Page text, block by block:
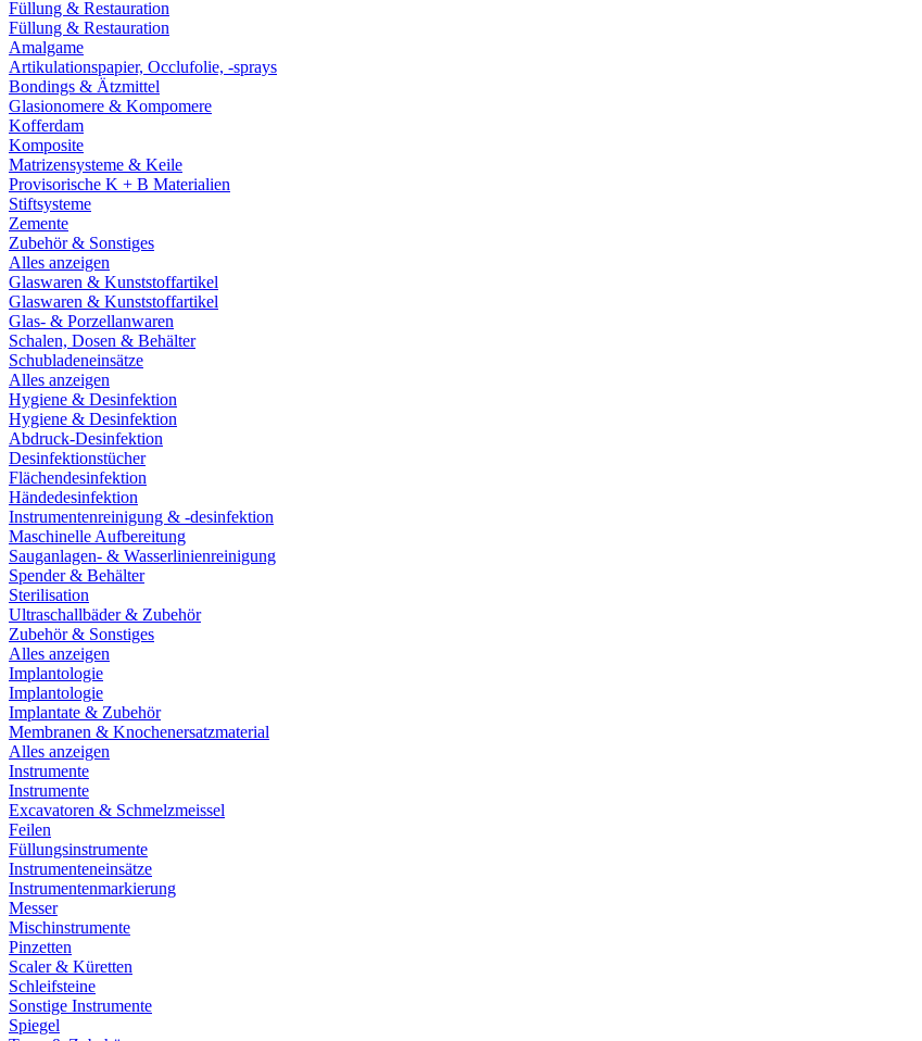
Füllung & Restauration
Füllung & Restauration
Amalgame
Artikulationspapier, Occlufolie, -sprays
Bondings & Ätzmittel
Glasionomere & Kompomere
Kofferdam
Komposite
Matrizensysteme & Keile
Provisorische K + B Materialien
Stiftsysteme
Zemente
Zubehör & Sonstiges
Alles anzeigen
Glaswaren & Kunststoffartikel
Glaswaren & Kunststoffartikel
Glas- & Porzellanwaren
Schalen, Dosen & Behälter
Schubladeneinsätze
Alles anzeigen
Hygiene & Desinfektion
Hygiene & Desinfektion
Abdruck-Desinfektion
Desinfektionstücher
Flächendesinfektion
Händedesinfektion
Instrumentenreinigung & -desinfektion
Maschinelle Aufbereitung
Sauganlagen- & Wasserlinienreinigung
Spender & Behälter
Sterilisation
Ultraschallbäder & Zubehör
Zubehör & Sonstiges
Alles anzeigen
Implantologie
Implantologie
Implantate & Zubehör
Membranen & Knochenersatzmaterial
Alles anzeigen
Instrumente
Instrumente
Excavatoren & Schmelzmeissel
Feilen
Füllungsinstrumente
Instrumenteneinsätze
Instrumentenmarkierung
Messer
Mischinstrumente
Pinzetten
Scaler & Küretten
Schleifsteine
Sonstige Instrumente
Spiegel